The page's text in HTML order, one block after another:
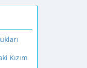
Kızım